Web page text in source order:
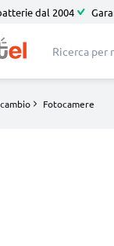
dal 2004
Fotocamere